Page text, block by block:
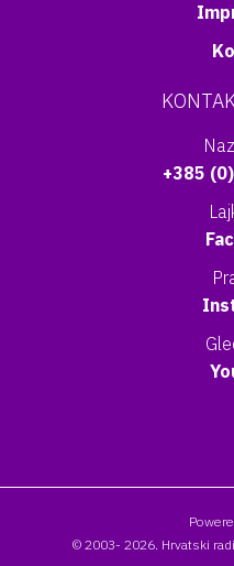
+385
© 2003- 2026. Hrvatski